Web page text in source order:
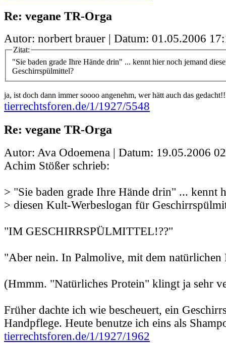
Re: vegane TR-Orga
Autor: norbert brauer | Datum: 01.05.2006
Zitat:
"Sie baden grade Ihre Hände drin" ... kennt hier noch jemand
Geschirrspülmittel?
ja, ist doch dann immer soooo angenehm, wer hätt auch das gedacht!!
tierrechtsforen.de/1/1927/5548
Re: vegane TR-Orga
Autor: Ava Odoemena | Datum: 19.05.2006
Achim Stößer schrieb:
> "Sie baden grade Ihre Hände drin" ... kennt
> diesen Kult-Werbeslogan für
"IM GESCHIRRSPÜLMITTEL!??"
"Aber nein. In Palmolive, mit dem natürlichen
(Hmmm. "Natürliches Protein" klingt ja sehr
Früher dachte ich wie bescheuert, ein
Handpflege. Heute benutze ich eins als
tierrechtsforen.de/1/1927/1962